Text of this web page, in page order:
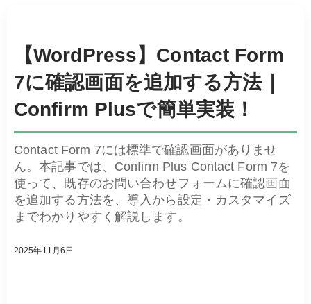
【WordPress】Contact Form
7に確認画面を追加する方法｜
Confirm Plusで簡単実装！
Contact Form 7には標準で確認画面がありませ
ん。本記事では、Confirm Plus Contact Form 7を
使って、既存のお問い合わせフォームに確認画面
を追加する方法を、導入から設定・カスタマイズ
までわかりやすく解説します。
2025年11月6日